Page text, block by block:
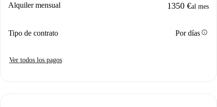
Alquiler mensual 1350 €al mes
Tipo de contrato Por díasinfo
Ver todos los pagos